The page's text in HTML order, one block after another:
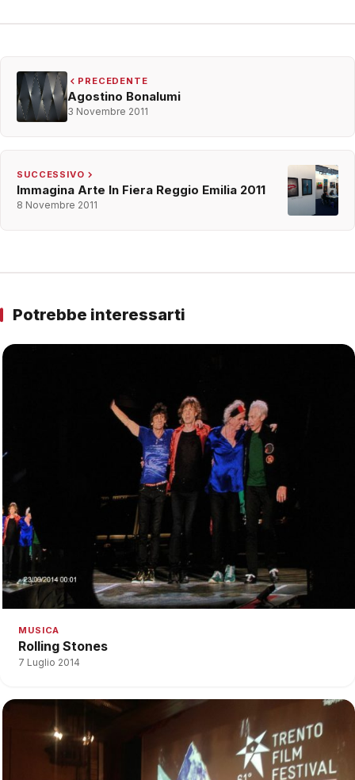
PRECEDENTE
Agostino Bonalumi
3 Novembre 2011
SUCCESSIVO
Immagina Arte In Fiera Reggio Emilia 2011
8 Novembre 2011
Potrebbe interessarti
MUSICA
Rolling Stones
7 Luglio 2014